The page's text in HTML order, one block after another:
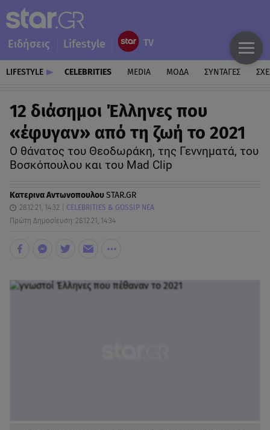
Ειδήσεις Lifestyle
LIFESTYLE CELEBRITIES MEDIA ΜΟΔΑ ΣΥΝΤΑΓΕΣ
12 διάσημοι Έλληνες που
«έφυγαν» από τη ζωή το 2021
Ο θάνατος του Θεοδωράκη, της Γεννηματά, του
Βοσκόπουλου και του Mad Clip
Κατερινα ΑντωνοπουλουSTAR.GR
28.12.21, 14:32
CELEBRITIES & GOSSIP ΝΕΑ
Πρώτη Δημοσίευση: 28.12.21, 14:34